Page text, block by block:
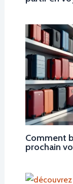
Comment
prochain